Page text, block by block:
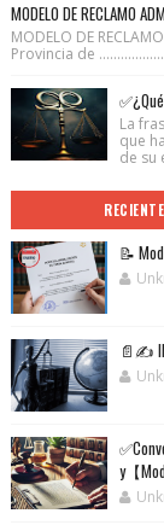
MODELO DE RECLAMO
MODELO DE
Provincia de
La
que
de su
📝
📄✍️
y【